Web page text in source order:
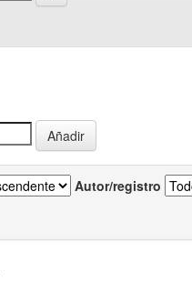
Autor/registro